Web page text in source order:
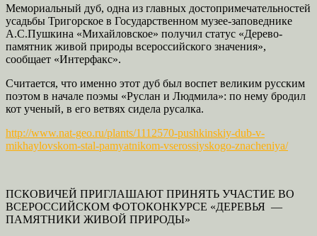
Мемориальный дуб, одна из главных достопримечательностей
усадьбы Тригорское в Государственном музее-заповеднике
А.С.Пушкина «Михайловское» получил статус «Дерево-
памятник живой природы всероссийского значения»,
сообщает «Интерфакс».
Считается, что именно этот дуб был воспет великим русским
поэтом в начале поэмы «Руслан и Людмила»: по нему бродил
кот ученый, в его ветвях сидела русалка.
http://www.nat-geo.ru/plants/1112570-pushkinskiy-dub-v-
mikhaylovskom-stal-pamyatnikom-vserossiyskogo-znacheniya/
ПСКОВИЧЕЙ ПРИГЛАШАЮТ ПРИНЯТЬ УЧАСТИЕ ВО
ВСЕРОССИЙСКОМ ФОТОКОНКУРСЕ «ДЕРЕВЬЯ —
ПАМЯТНИКИ ЖИВОЙ ПРИРОДЫ»